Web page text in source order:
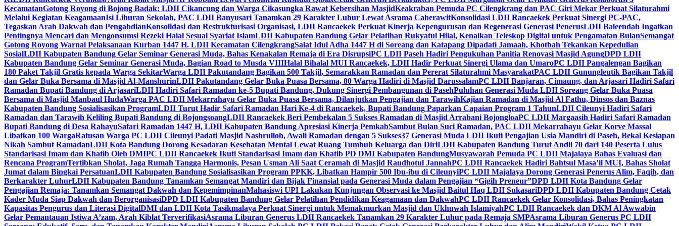
KecamatanGotong Royong di Bojong Badak: LDII Cikancung dan Warga Cikasungka Rawat Kebersihan MasjidKeakraban Pemuda PC Cilengkrang dan PAC Giri Mekar Perkuat Silaturahmi
Melalui Kegiatan KeagamaanIsi Liburan Sekolah, PAC LDII Banyusari Tanamkan 29 Karakter Luhur Lewat Asrama CaberawitKonsolidasi LDII Rancaekek Perkuat Sinergi PC-PAC,
Tegaskan Arah Dakwah dan PengabdianKonsolidasi dan Restrukturisasi Organisasi, LDII Rancaekek Perkuat Kinerja Kepengurusan dan Regenerasi Generasi PenerusLDII Baleendah Ingatkan
Pentingnya Mencari dan Mengonsumsi Rezeki Halal Sesuai Syariat IslamLDII Kabupaten Bandung Gelar Pelatihan Rukyatul Hilal, Kenalkan Teleskop Digital untuk Pengamatan BulanSemangat
Gotong Royong Warnai Pelaksanaan Kurban 1447 H. LDII Kecamatan CilengkrangSalat Idul Adha 1447 H di Soreang dan Katapang Dipadati Jamaah, Khotbah Tekankan Kepedulian
SosialLDII Kabupaten Bandung Gelar Seminar Generasi Muda, Bahas Kenakalan Remaja di Era DisrupsiPC LDII Paseh Hadiri Pengukuhan Panitia Renovasi Masjid AgungDPD LDII
Kabupaten Bandung Gelar Seminar Generasi Muda, Bagian Road to Musda VIIIHalal Bihalal MUI Rancaekek, LDII Hadir Perkuat Sinergi Ulama dan UmaroPC LDII Pangalengan Bagikan
180 Paket Takjil Gratis kepada Warga SekitarWarga LDII Pakutandang Bagikan 500 Takjil, Semarakkan Ramadan dan Pererat Silaturahmi MasyarakatPAC LDII Gunungleutik Bagikan Takjil
dan Gelar Buka Bersama di Masjid Al-ManshurinLDII Pakutandang Gelar Buka Puasa Bersama, 80 Warga Hadiri di Masjid DarussalamPC LDII Banjaran, Cimaung, dan Arjasari Hadiri Safari
Ramadan Bupati Bandung di ArjasariLDII Hadiri Safari Ramadan ke-5 Bupati Bandung, Dukung Sinergi Pembangunan di PasehPuluhan Generasi Muda LDII Soreang Gelar Buka Puasa
Bersama di Masjid Manbaul HudaWarga PAC LDII Mekarrahayu Gelar Buka Puasa Bersama, Dilanjutkan Pengajian dan TarawihKajian Ramadan di Masjid Al Fathu, Dinsos dan Baznas
Kabupaten Bandung Sosialisasikan ProgramLDII Turut Hadir Safari Ramadan Hari Ke-4 di Rancaekek, Bupati Bandung Paparkan Capaian Program 1 TahunLDII Cileunyi Hadiri Safari
Ramadan dan Tarawih Keliling Bupati Bandung di BojongsoangLDII Rancaekek Beri Pembekalan 5 Sukses Ramadan di Masjid Arrabani BojongloaPC LDII Margaasih Hadiri Safari Ramadan
Bupati Bandung di Desa RahayuSafari Ramadan 1447 H, LDII Kabupaten Bandung Apresiasi Kinerja PemkabSambut Bulan Suci Ramadan, PAC LDII Mekarrahayu Gelar Korve Massal
Libatkan 100 WargaRatusan Warga PC LDII Cileunyi Padati Masjid Nashrulloh, Awali Ramadan dengan 5 Sukses37 Generasi Muda LDII Ikuti Pengajian Usia Mandiri di Paseh, Bekal Kesiapan
Nikah Sambut RamadanLDII Kota Bandung Dorong Kesadaran Kesehatan Mental Lewat Ruang Tumbuh Keluarga dan DiriLDII Kabupaten Bandung Turut Andil 70 dari 140 Peserta Lulus
Standarisasi Imam dan Khatib Oleh DMIPC LDII Rancaekek Ikuti Standarisasi Imam dan Khatib PD DMI Kabupaten BandungMusyawarah Pemuda PC LDII Majalaya Bahas Evaluasi dan
Rencana ProgramTertibkan Sholat, Jaga Rumah Tangga Harmonis, Pesan Usman Ali Saat Ceramah di Masjid Raudhotul JannahPC LDII Rancaekek Hadiri Bahtsul Masa’il MUI, Bahas Sholat
Jumat dalam Bingkai PersatuanLDII Kabupaten Bandung Sosialisasikan Program PPKK, Libatkan Hampir 500 Ibu-ibu di CileunyiPC LDII Majalaya Dorong Generasi Penerus Alim, Faqih, dan
Berkarakter LuhurLDII Kabupaten Bandung Tanamkan Semangat Mandiri dan Bijak Finansial pada Generasi Muda dalam Pengajian “Gigih Preneur”DPD LDII Kota Bandung Gelar
Pengajian Remaja: Tanamkan Semangat Dakwah dan KepemimpinanMahasiswi UPI Lakukan Kunjungan Observasi ke Masjid Baitul Haq LDII SukasariDPD LDII Kabupaten Bandung Cetak
Kader Muda Siap Dakwah dan BerorganisasiDPD LDII Kabupaten Bandung Gelar Pelatihan Pendidikan Keagamaan dan DakwahPC LDII Rancaekek Gelar Konsolidasi, Bahas Peningkatan
Kapasitas Pengurus dan Literasi DigitalDMI dan LDII Kota Tasikmalaya Perkuat Sinergi untuk Memakmurkan Masjid dan Ukhuwah IslamiyahPC LDII Rancaekek dan DKM Al Awwabin
Gelar Pemantauan Istiwa A’zam, Arah Kiblat TerverifikasiAsrama Liburan Generus LDII Rancaekek Tanamkan 29 Karakter Luhur pada Remaja SMPAsrama Liburan Generus PC LDII